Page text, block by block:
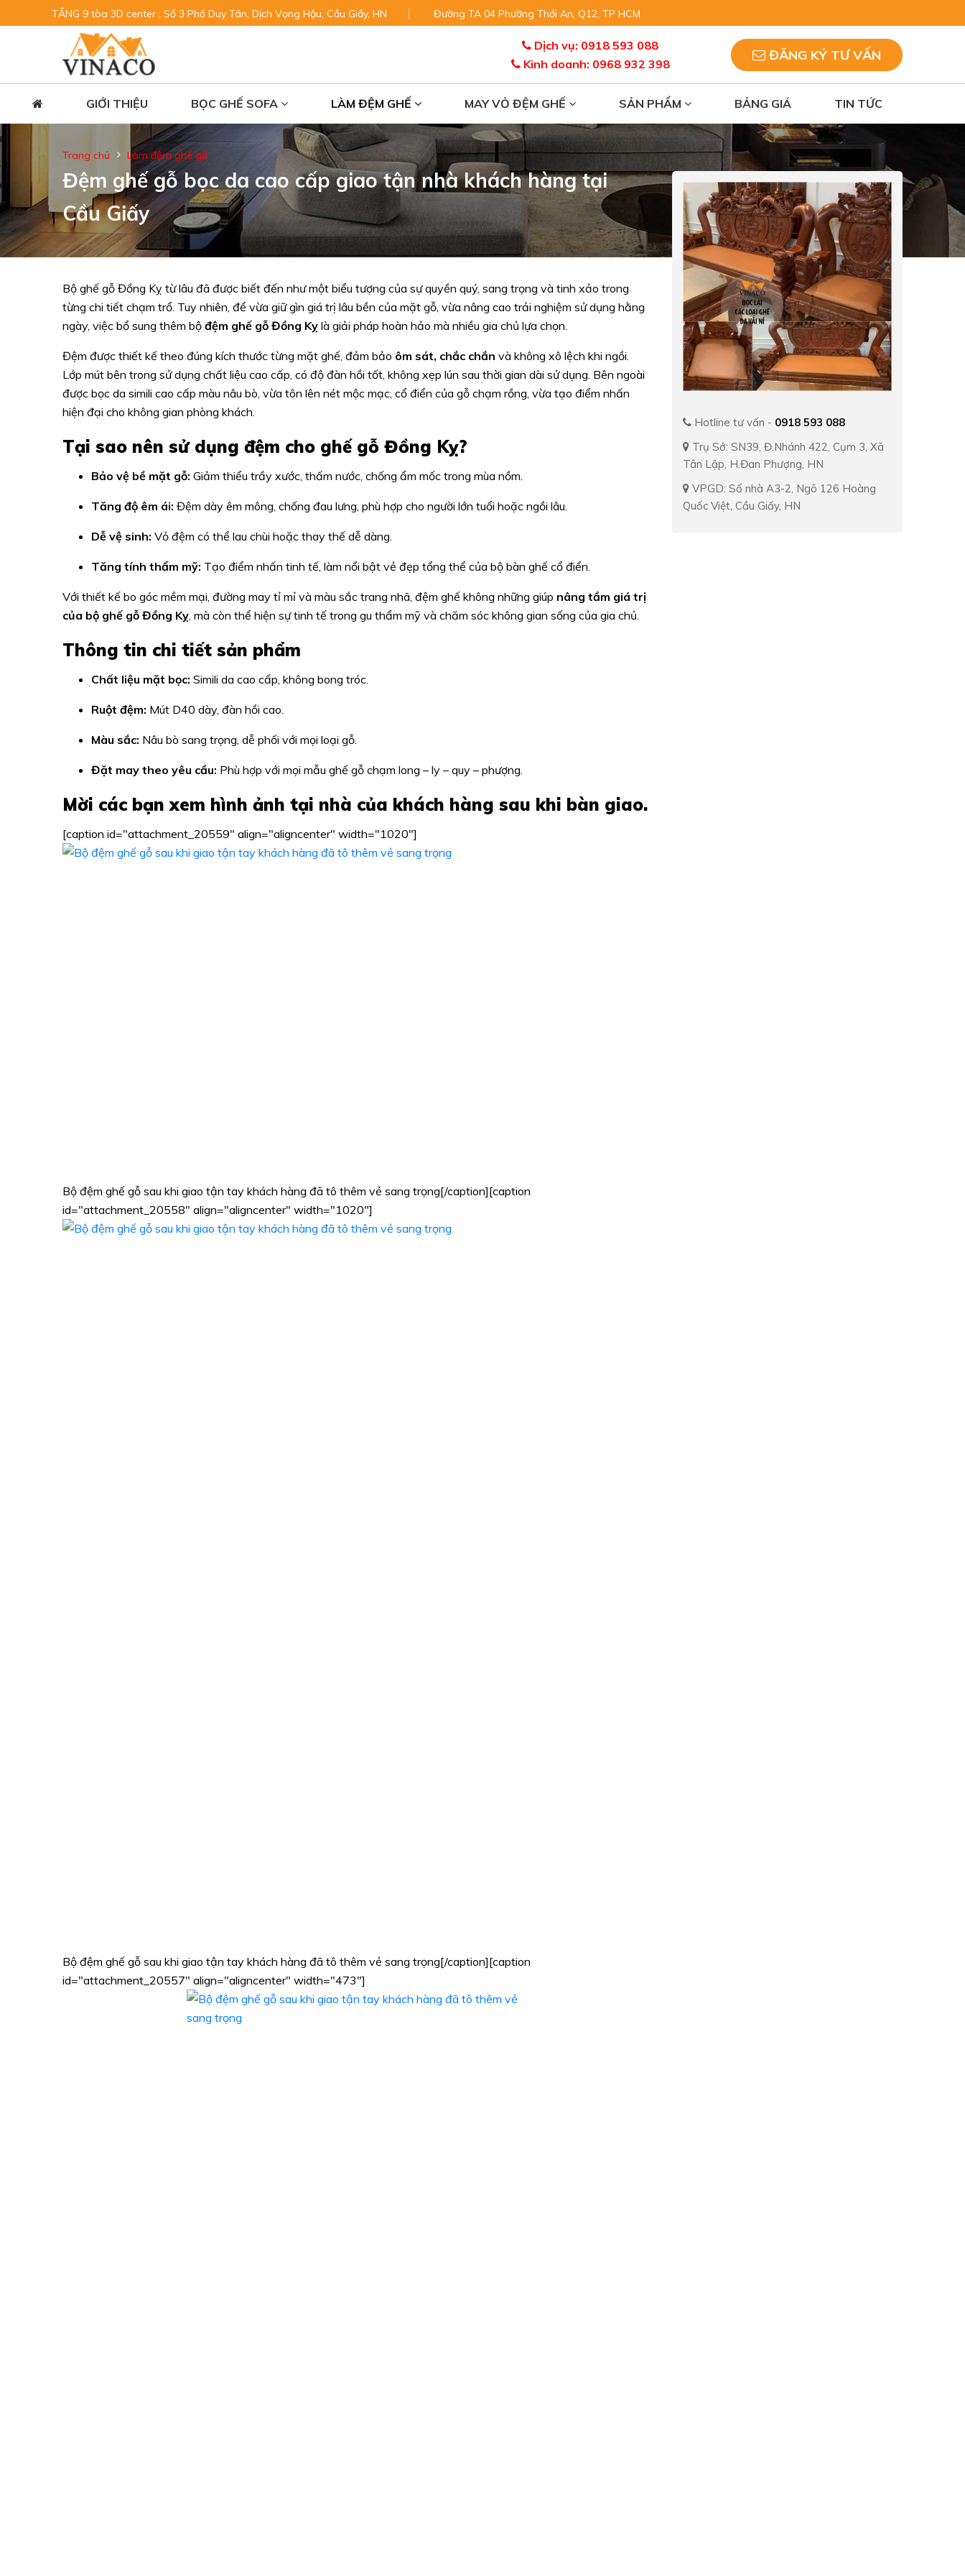
TẦNG 9 tòa 3D center , Số 3 Phố Duy Tân, Dịch Vọng Hậu, Cầu Giấy, HN Đường TA 04 Phường Thới An, Q12, TP HCM
Dịch vụ: 0918 593 088
Kinh doanh: 0968 932 398
ĐĂNG KÝ TƯ VẤN
GIỚI THIỆU BỌC GHẾ SOFA LÀM ĐỆM GHẾ MAY VỎ ĐỆM GHẾ SẢN PHẨM BẢNG GIÁ TIN TỨC
Trang chủ Làm đệm ghế gỗ
Đệm ghế gỗ bọc da cao cấp giao tận nhà khách hàng tại
Cầu Giấy
Bộ ghế gỗ Đồng Kỵ từ lâu đã được biết đến như một biểu tượng của sự quyền quý, sang trọng và tinh xảo trong
từng chi tiết chạm trổ. Tuy nhiên, để vừa giữ gìn giá trị lâu bền của mặt gỗ, vừa nâng cao trải nghiệm sử dụng hằng
ngày, việc bổ sung thêm bộ đệm ghế gỗ Đồng Kỵ là giải pháp hoàn hảo mà nhiều gia chủ lựa chọn.
Đệm được thiết kế theo đúng kích thước từng mặt ghế, đảm bảo ôm sát, chắc chắn và không xô lệch khi ngồi.
Lớp mút bên trong sử dụng chất liệu cao cấp, có độ đàn hồi tốt, không xẹp lún sau thời gian dài sử dụng. Bên ngoài
được bọc da simili cao cấp màu nâu bò, vừa tôn lên nét mộc mạc, cổ điển của gỗ chạm rồng, vừa tạo điểm nhấn
hiện đại cho không gian phòng khách.
Tại sao nên sử dụng đệm cho ghế gỗ Đồng Kỵ?
Bảo vệ bề mặt gỗ: Giảm thiểu trầy xước, thấm nước, chống ẩm mốc trong mùa nồm.
Tăng độ êm ái: Đệm dày êm mông, chống đau lưng, phù hợp cho người lớn tuổi hoặc ngồi lâu.
Dễ vệ sinh: Vỏ đệm có thể lau chùi hoặc thay thế dễ dàng.
Tăng tính thẩm mỹ: Tạo điểm nhấn tinh tế, làm nổi bật vẻ đẹp tổng thể của bộ bàn ghế cổ điển.
Với thiết kế bo góc mềm mại, đường may tỉ mỉ và màu sắc trang nhã, đệm ghế không những giúp nâng tầm giá trị
của bộ ghế gỗ Đồng Kỵ, mà còn thể hiện sự tinh tế trong gu thẩm mỹ và chăm sóc không gian sống của gia chủ.
Thông tin chi tiết sản phẩm
Chất liệu mặt bọc: Simili da cao cấp, không bong tróc.
Ruột đệm: Mút D40 dày, đàn hồi cao.
Màu sắc: Nâu bò sang trọng, dễ phối với mọi loại gỗ.
Đặt may theo yêu cầu: Phù hợp với mọi mẫu ghế gỗ chạm long – ly – quy – phượng.
Mời các bạn xem hình ảnh tại nhà của khách hàng sau khi bàn giao.
[caption id="attachment_20559" align="aligncenter" width="1020"]
Bộ đệm ghế gỗ sau khi giao tận tay khách hàng đã tô thêm vẻ sang trọng[/caption][caption
id="attachment_20558" align="aligncenter" width="1020"]
Bộ đệm ghế gỗ sau khi giao tận tay khách hàng đã tô thêm vẻ sang trọng[/caption][caption
id="attachment_20557" align="aligncenter" width="473"]
Hotline tư vấn - 0918 593 088
Trụ Sở: SN39, Đ.Nhánh 422, Cụm 3, Xã
Tân Lập, H.Đan Phượng, HN
VPGD: Số nhà A3-2, Ngõ 126 Hoàng
Quốc Việt, Cầu Giấy, HN